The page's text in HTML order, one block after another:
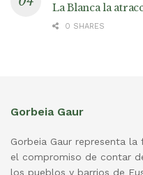
La Blanca la
0 SHARES
Gorbeia Gaur
Gorbeia Gaur representa
el compromiso de contar
los pueblos y barrios de